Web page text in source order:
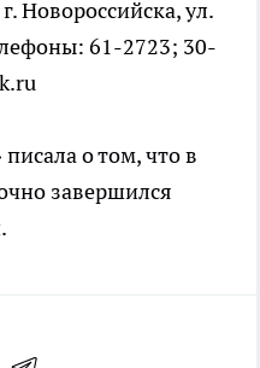
Новороссийска, ул.
61-2723; 30-
о том, что в
завершился